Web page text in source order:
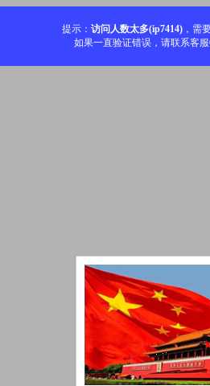
提示： 访问人数太多(ip7414) ，需
如果一直验证错误，请联系客服
加载中